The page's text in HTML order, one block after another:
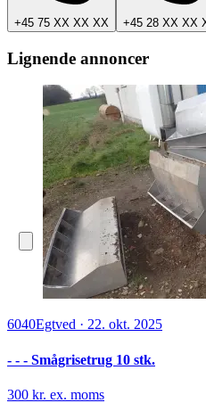
+45 75 XX XX XX +45 28 XX XX
Lignende annoncer
6040Egtved · 22. okt. 2025
- - - Smågrisetrug 10 stk.
300 kr. ex. moms